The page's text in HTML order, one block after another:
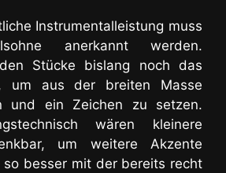
Instrumentalleistung muss
anerkannt werden.
Stücke bislang noch das
um aus der breiten Masse
und ein Zeichen zu setzen.
wären kleinere
um weitere Akzente
so besser mit der bereits recht